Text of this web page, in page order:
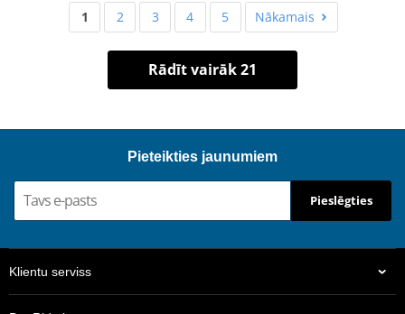
1 2 3 4 5 Nākamais
Rādīt vairāk 21
Pieteikties jaunumiem
Pieslēgties
Klientu serviss